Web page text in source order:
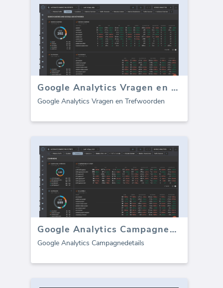
Google Analytics Vragen en Trefwoorden
Google Analytics Vragen en Trefwoorden
Google Analytics Campagnedetails
Google Analytics Campagnedetails